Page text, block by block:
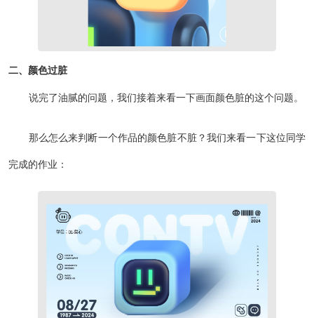
二、颜色过脏
说完了油腻的问题，我们接着来看一下画面颜色脏的这个问题。
那么怎么来判断一个作品的颜色脏不脏？我们来看一下这位同学
完成的作业：